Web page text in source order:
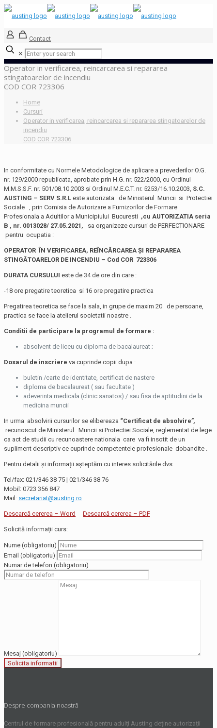
Contact
✕
Operator in verificarea, reincarcarea si repararea
stingatoarelor de incendiu
COD COR 723306
Home
Cursuri
Operator in verificarea, reincarcarea si repararea stingatoarelor de
incendiu
COD COR 723306
In conformitate cu Normele Metodologice de aplicare a prevederilor O.G.
nr. 129/2000 republicata, aprobate prin H.G. nr. 522/2000, cu Ordinul
M.M.S.S.F. nr. 501/08.10.2003 si Ordinul M.E.C.T. nr. 5253/16.10.2003, S.C.
AUSTING – SERV S.R.L este autorizata de Ministerul Muncii si Protectiei
Sociale , prin Comisia de Autorizare a Furnizorilor de Formare
Profesionala a Adultilor a Municipiului Bucuresti ,cu AUTORIZATIA seria
B , nr. 0013028/ 27.05.2021, sa organizeze cursuri de PERFECTIONARE
pentru ocupatia :
OPERATOR ÎN VERIFICAREA, REÎNCĂRCAREA ŞI REPARAREA
STINGĂTOARELOR DE INCENDIU – Cod COR 723306
DURATA CURSULUI este de 34 de ore din care :
-18 ore pregatire teoretica si 16 ore pregatire practica
Pregatirea teoretica se face la sala, in grupe de maxim 20 de persoane,
practica se face la atelierul societatii noastre .
Conditii de participare la programul de formare :
absolvent de liceu cu diploma de bacalaureat ;
Dosarul de inscriere va cuprinde copii dupa :
buletin /carte de identitate, certificat de nastere
diploma de bacalaureat ( sau facultate )
adeverinta medicala (clinic sanatos) / sau fisa de aptitudini de la
medicina muncii
In urma absolvirii cursurilor se elibereaza “Certificat de absolvire”,
recunoscut de Ministerul Muncii si Protectiei Sociale, reglementat de lege
ca act de studii cu recunoastere nationala care va fi insotit de un
supliment descriptiv ce cuprinde competentele profesionale dobandite .
Pentru detalii și informații așteptăm cu interes solicitările dvs.
Tel/fax: 021/346 38 75 | 021/346 38 76
Mobil: 0723 356 847
Mail: secretariat@austing.ro
Descarcă cererea – Word Descarcă cererea – PDF
Solicită informații curs:
Nume (obligatoriu)
Email (obligatoriu)
Numar de telefon (obligatoriu)
Mesaj (obligatoriu)
Despre compania noastră
Centrul de formare profesională pentru adulți Austing deține autorizații